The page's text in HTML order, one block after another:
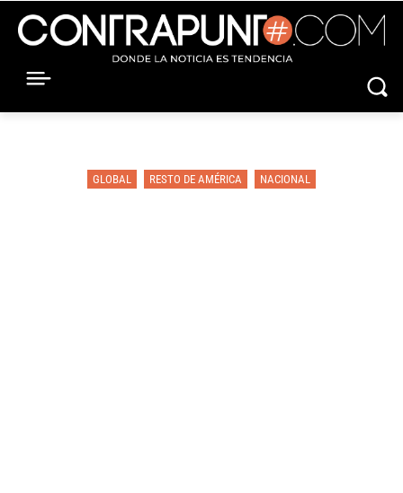
GLOBAL RESTO DE AMÉRICA NACIONAL